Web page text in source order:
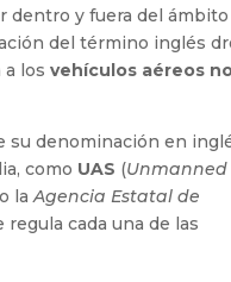
dentro y fuera del ámbito
del término inglés
a losvehículos aéreos
su denominación en
como UAS (Unmanned
laAgencia Estatal de
regula cada una de las